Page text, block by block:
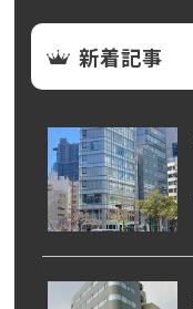
新着記事